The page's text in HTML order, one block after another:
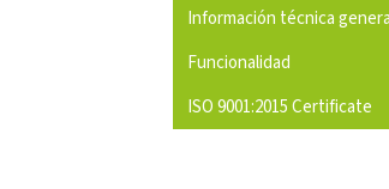
Información técnica
Funcionalidad
ISO 9001:2015 Certificate